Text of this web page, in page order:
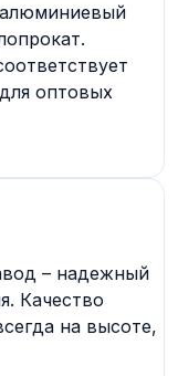
оптовых
– надежный
Качество
на высоте,